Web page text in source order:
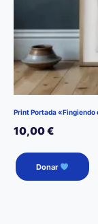
Print Portada «Fingiendo
10,00€
Donar